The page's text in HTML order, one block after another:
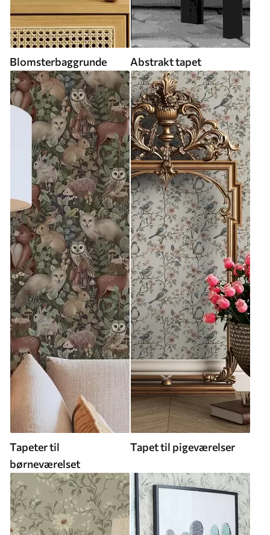
Blomsterbaggrunde Abstrakt tapet
Tapeter til
børneværelset
Tapet til pigeværelser